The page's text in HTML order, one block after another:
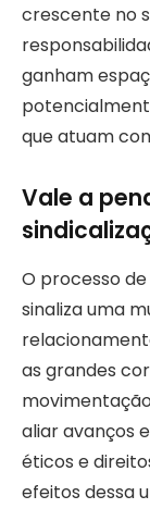
crescente no
ganham
que atuam
Vale a
O processo
sinaliza uma
as grandes
aliar avanços
éticos e
efeitos dessa